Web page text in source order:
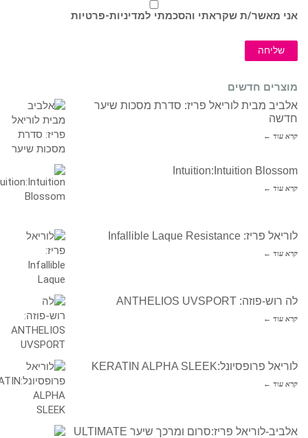
אני מאשר/ת שקראתי והסכמתי למדיניות-פרטיות
שליחה
מוצרים חדשים
אלביב מבית לוריאל פריז: סדרת מסכות שיער
חדשה
קרא עוד ←
Intuition:Intuition Blossom
קרא עוד ←
לוריאל פריז: Infallible Laque Resistance
קרא עוד ←
לה רוש-פוזה: ANTHELIOS UVSPORT
קרא עוד ←
לוריאל פרופסיונל:KERATIN ALPHA SLEEK
קרא עוד ←
אלביב-לוריאל פריז:סרום ומרכך שיער ULTIMATE